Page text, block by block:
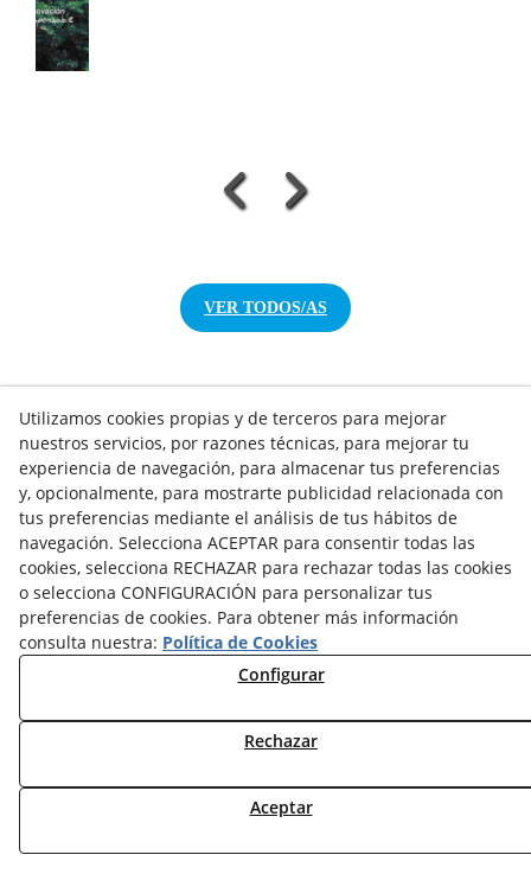
VER TODOS/AS
NOTICIAS AEROTERMIA
NOTICIAS FOTOVOLTAICA
NOTICIAS CLIMATIZACIÓN
NOTICIAS CALEFACCIÓN
NOTICIAS BIOMASA
NOTICIAS VENTILACIÓN
NOTICIAS ACS
TARIFAS FABRICANTES
CONTÁCTANOS
TRABAJA CON NOSOTROS
Utilizamos cookies propias y de terceros para mejorar
nuestros servicios, por razones técnicas, para mejorar tu
experiencia de navegación, para almacenar tus preferencias
y, opcionalmente, para mostrarte publicidad relacionada con
tus preferencias mediante el análisis de tus hábitos de
navegación. Selecciona ACEPTAR para consentir todas las
cookies, selecciona RECHAZAR para rechazar todas las cookies
o selecciona CONFIGURACIÓN para personalizar tus
preferencias de cookies. Para obtener más información
consulta nuestra: Política de Cookies
Configurar
Rechazar
Aceptar